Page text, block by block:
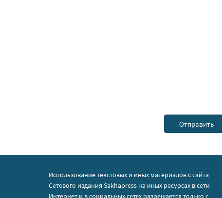
Использование текстовых и иных материалов с сайта
Сетевого издания Sakhapress на иных ресурсах в сети